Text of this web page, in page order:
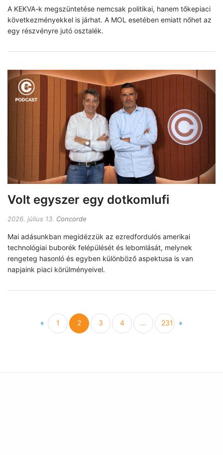
A KEKVA-k megszüntetése nemcsak politikai, hanem tőkepiaci
következményekkel is járhat. A MOL esetében emiatt nőhet az
egy részvényre jutó osztalék.
Volt egyszer egy dotkomlufi
2026. július 13. Concorde
Mai adásunkban megidézzük az ezredfordulós amerikai
technológiai buborék felépülését és lebomlását, melynek
rengeteg hasonló és egyben különböző aspektusa is van
napjaink piaci körülményeivel.
« Previous
1 2 3 4 … 231 »